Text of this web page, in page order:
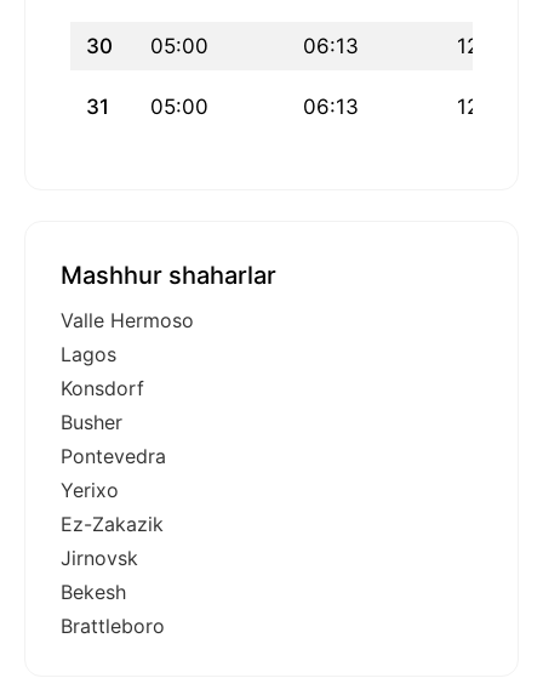
30 05:00 06:13 12:26
31 05:00 06:13 12:26
Mashhur shaharlar
Valle Hermoso
Lagos
Konsdorf
Busher
Pontevedra
Yerixo
Ez-Zakazik
Jirnovsk
Bekesh
Brattleboro